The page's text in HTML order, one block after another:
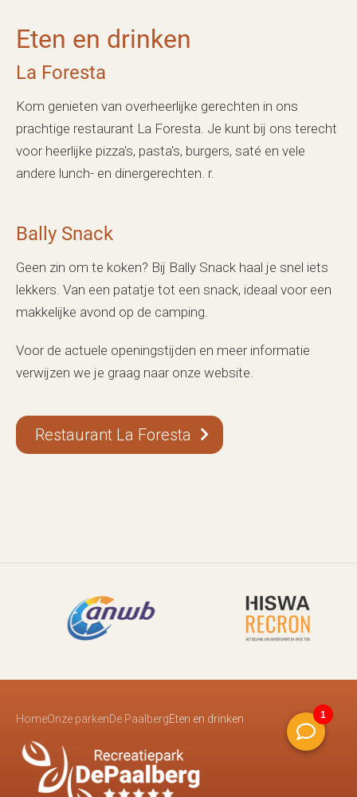
Eten en drinken
La Foresta
Kom genieten van overheerlijke gerechten in ons
prachtige restaurant La Foresta. Je kunt bij ons terecht
voor heerlijke pizza's, pasta's, burgers, saté en vele
andere lunch- en dinergerechten. r.
Bally Snack
Geen zin om te koken? Bij Bally Snack haal je snel iets
lekkers. Van een patatje tot een snack, ideaal voor een
makkelijke avond op de camping.
Voor de actuele openingstijden en meer informatie
verwijzen we je graag naar onze website.
Restaurant La Foresta
HomeOnze parkenDe PaalbergEten en drinken